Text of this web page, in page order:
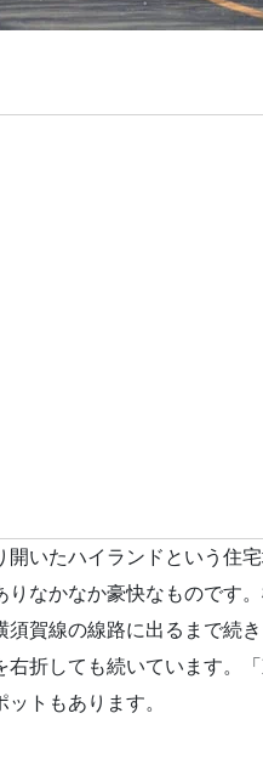
いたハイランドという住
なかなか豪快なものです
賀線の線路に出るまで続
折しても続いています。
トもあります。